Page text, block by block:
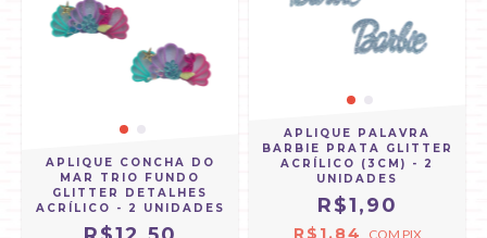
APLIQUE CONCHA DO
MAR TRIO FUNDO
GLITTER DETALHES
ACRÍLICO - 2 UNIDADES
APLIQUE PALAVRA
BARBIE PRATA GLITTER
ACRÍLICO (3CM) - 2
UNIDADES
R$1,90
R$1,84 COM PIX